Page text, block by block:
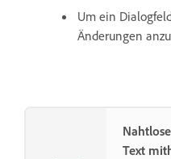
Um ein
Änderungen
Text